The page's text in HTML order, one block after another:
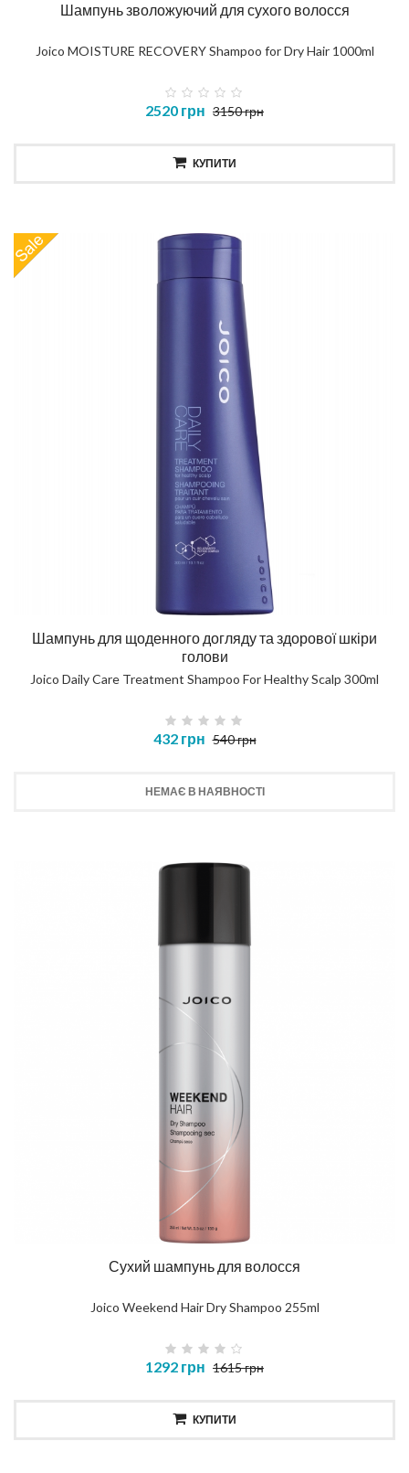
Шампунь зволожуючий для сухого волосся
Joico MOISTURE RECOVERY Shampoo for Dry Hair 1000ml
2520 грн 3150 грн
КУПИТИ
Шампунь для щоденного догляду та здорової шкіри
голови
Joico Daily Care Treatment Shampoo For Healthy Scalp 300ml
432 грн 540 грн
НЕМАЄ В НАЯВНОСТІ
Сухий шампунь для волосся
Joico Weekend Hair Dry Shampoo 255ml
1292 грн 1615 грн
КУПИТИ